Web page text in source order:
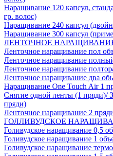
Наращивание 120 капсул,
гр. волос)
Наращивание 240 капсул
Наращивание 300 капсул
ЛЕНТОЧНОЕ
Ленточное наращивание пол
Ленточное наращивание
Ленточное наращивание
Ленточное наращивание два
Наращивание One Touch Air 1
Снятие одной ленты (1 пряди)/
пряди)
Ленточное наращивание 2
ГОЛЛИВУДСКОЕ
Голивудское наращивание 0,5
Голивудское наращивание 1
Голивудское наращивание